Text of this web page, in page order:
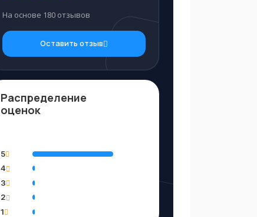
На основе 180 отзывов
Оставить отзыв
Распределение
оценок
5
4
3
2
1